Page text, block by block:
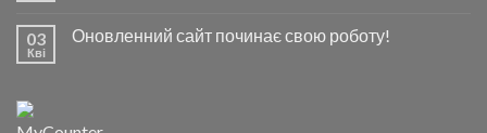
03
Кві
Оновленний сайт починає свою роботу!